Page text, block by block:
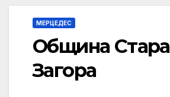
МЕРЦЕДЕС
Община Стара
Загора